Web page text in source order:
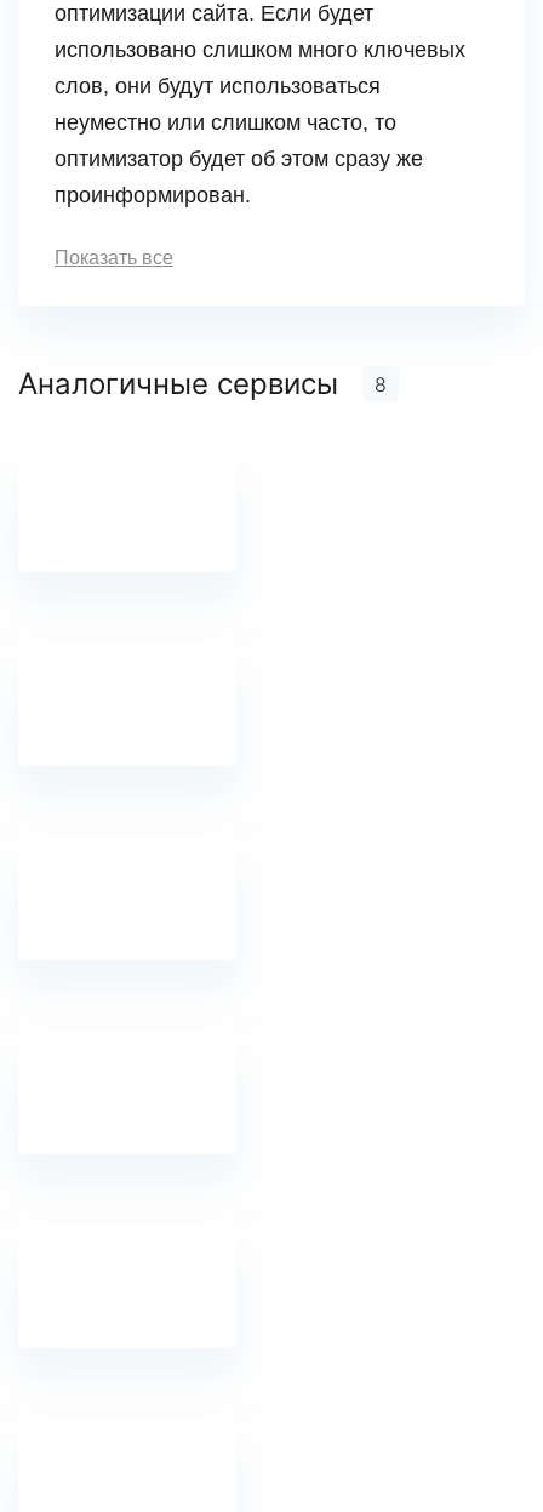
оптимизации сайта. Если будет
использовано слишком много ключевых
слов, они будут использоваться
неуместно или слишком часто, то
оптимизатор будет об этом сразу же
проинформирован.
Показать все
Аналогичные сервисы 8